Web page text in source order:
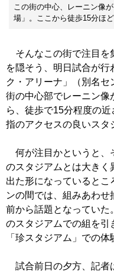
この街の中心、レーニン像
場」。ここから徒歩15分ほ
そんなこの街で注目を
を隠そう、明日試合が
ク・アリーナ」（別名セ
街の中心部でレーニン像
ら、徒歩で15分程度の
指のアクセスの良いスタ
何が注目かというと、
のスタジアムとは大きく
出た形になっているとこ
ンの間では、組みあわせ
前から話題となっていた
のスタジアムでの組を引
「珍スタジアム」での体
試合前日の夕方、記者